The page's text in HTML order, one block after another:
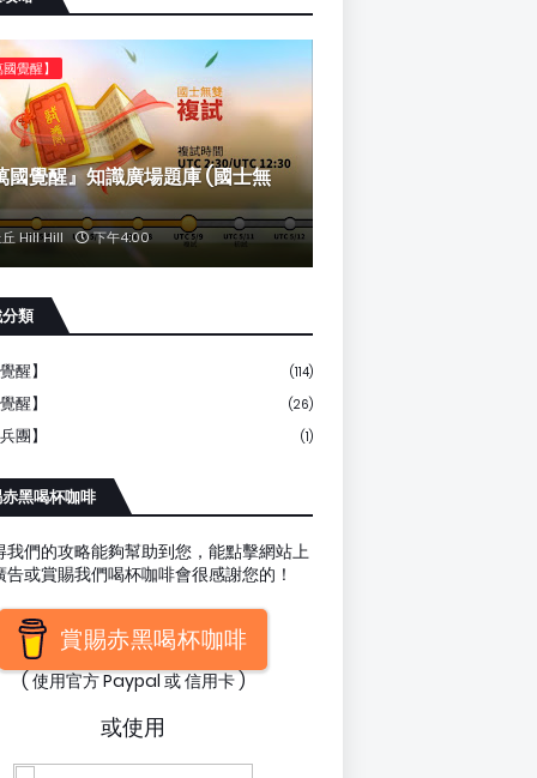
覺醒】
國覺醒』知識廣場題庫 (國士無
Hill Hill 下午4:00
類
醒】 (114)
醒】 (26)
團】 (1)
黑喝杯咖啡
我們的攻略能夠幫助到您，能點擊網站上
告或賞賜我們喝杯咖啡會很感謝您的！
賞賜赤黑喝杯咖啡
( 使用官方 Paypal 或 信用卡 )
或使用